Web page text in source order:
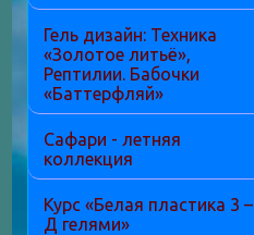
Гель дизайн: Техника
«Золотое литьё»,
Рептилии. Бабочки
«Баттерфляй»
Сафари - летняя
коллекция
Курс «Белая пластика 3 –
Д гелями»